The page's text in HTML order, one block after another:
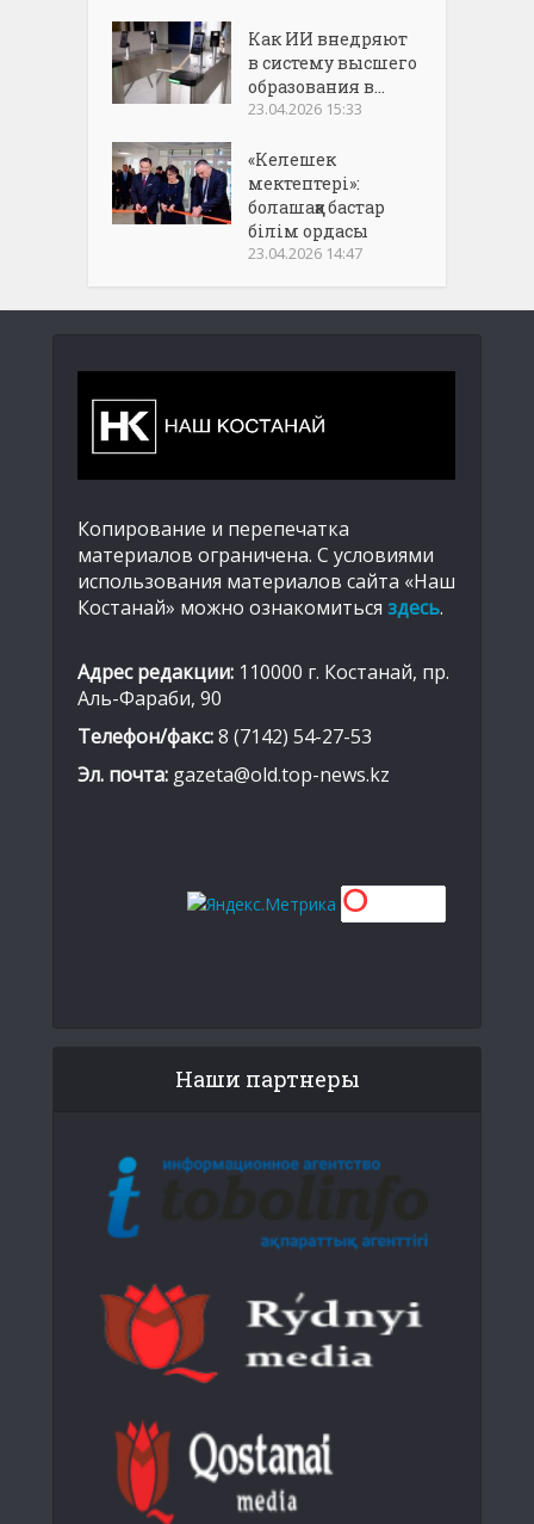
Как ИИ внедряют
в систему высшего
образования в...
23.04.2026 15:33
«Келешек
мектептері»:
болашаққа бастар
білім ордасы
23.04.2026 14:47
Копирование и перепечатка
материалов ограничена. С условиями
использования материалов сайта «Наш
Костанай» можно ознакомиться здесь.
Адрес редакции: 110000 г. Костанай, пр.
Аль-Фараби, 90
Телефон/факс:8 (7142) 54-27-53
Эл. почта: gazeta@old.top-news.kz
Наши партнеры